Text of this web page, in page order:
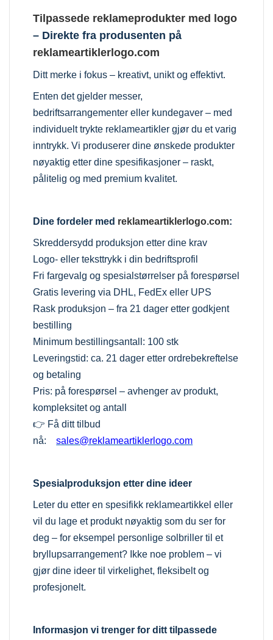
Tilpassede reklameprodukter med logo
– Direkte fra produsenten på
reklameartiklerlogo.com
Ditt merke i fokus – kreativt, unikt og effektivt.
Enten det gjelder messer,
bedriftsarrangementer eller kundegaver – med
individuelt trykte reklameartikler gjør du et varig
inntrykk. Vi produserer dine ønskede produkter
nøyaktig etter dine spesifikasjoner – raskt,
pålitelig og med premium kvalitet.
Dine fordeler med reklameartiklerlogo.com:
Skreddersydd produksjon etter dine krav
Logo- eller teksttrykk i din bedriftsprofil
Fri fargevalg og spesialstørrelser på forespørsel
Gratis levering via DHL, FedEx eller UPS
Rask produksjon – fra 21 dager etter godkjent
bestilling
Minimum bestillingsantall: 100 stk
Leveringstid: ca. 21 dager etter ordrebekreftelse
og betaling
Pris: på forespørsel – avhenger av produkt,
kompleksitet og antall
👉 Få ditt tilbud
nå:
sales@reklameartiklerlogo.com
Spesialproduksjon etter dine ideer
Leter du etter en spesifikk reklameartikkel eller
vil du lage et produkt nøyaktig som du ser for
deg – for eksempel personlige solbriller til et
bryllupsarrangement? Ikke noe problem – vi
gjør dine ideer til virkelighet, fleksibelt og
profesjonelt.
Informasjon vi trenger for ditt tilpassede